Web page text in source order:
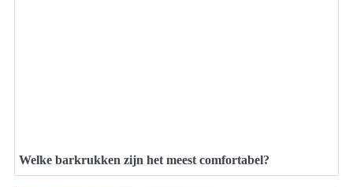
Welke barkrukken zijn het meest comfortabel?